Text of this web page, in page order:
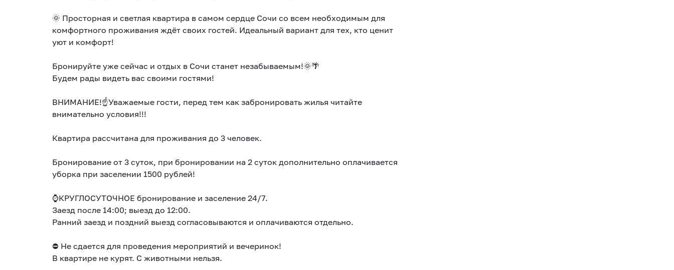
🌞 Просторная и светлая квартира в самом сердце Сочи со всем необходимым для
комфортного проживания ждёт своих гостей. Идеальный вариант для тех, кто ценит
уют и комфорт!
Бронируйте уже сейчас и отдых в Сочи станет незабываемым!🌞🌴
Будем рады видеть вас своими гостями!
ВНИМАНИЕ!☝️Уважаемые гости, перед тем как забронировать жилья читайте
внимательно условия!!!
Квартира рассчитана для проживания до 3 человек.
Бронирование от 3 суток, при бронировании на 2 суток дополнительно оплачивается
уборка при заселении 1500 рублей!
⌚КРУГЛОСУТОЧНОЕ бронирование и заселение 24/7.
Заезд после 14:00; выезд до 12:00.
Ранний заезд и поздний выезд согласовываются и оплачиваются отдельно.
⛔ Не сдается для проведения мероприятий и вечеринок!
В квартире не курят. С животными нельзя.